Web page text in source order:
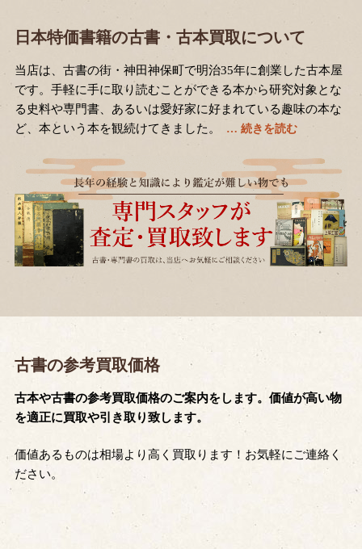
日本特価書籍の古書・古本買取について
当店は、古書の街・神田神保町で明治35年に創業した古本屋
です。手軽に手に取り読むことができる本から研究対象とな
る史料や専門書、あるいは愛好家に好まれている趣味の本な
ど、本という本を観続けてきました。
古書の参考買取価格
古本や古書の参考買取価格のご案内をします。価値が高い物
を適正に買取や引き取り致します。
価値あるものは相場より高く買取ります！お気軽にご連絡く
ださい。